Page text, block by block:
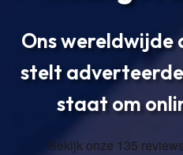
Ons
stelt
staat om